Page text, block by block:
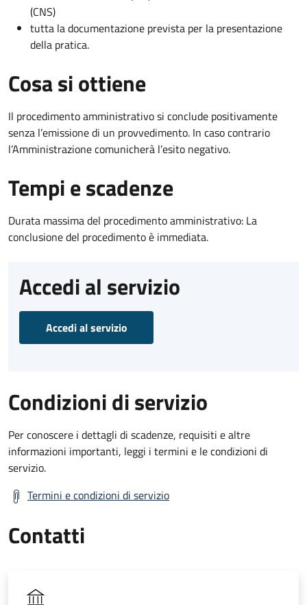
(CNS)
tutta la documentazione prevista per la presentazione
della pratica.
Cosa si ottiene
Il procedimento amministrativo si conclude positivamente
senza l’emissione di un provvedimento. In caso contrario
l’Amministrazione comunicherà l’esito negativo.
Tempi e scadenze
Durata massima del procedimento amministrativo: La
conclusione del procedimento è immediata.
Accedi al servizio
Accedi al servizio
Condizioni di servizio
Per conoscere i dettagli di scadenze, requisiti e altre
informazioni importanti, leggi i termini e le condizioni di
servizio.
Termini e condizioni di servizio
Contatti